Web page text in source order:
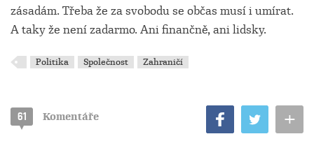
zásadám. Třeba že za svobodu se občas musí i umírat.
A taky že není zadarmo. Ani finančně, ani lidsky.
Politika Společnost Zahraničí
61 Komentáře +